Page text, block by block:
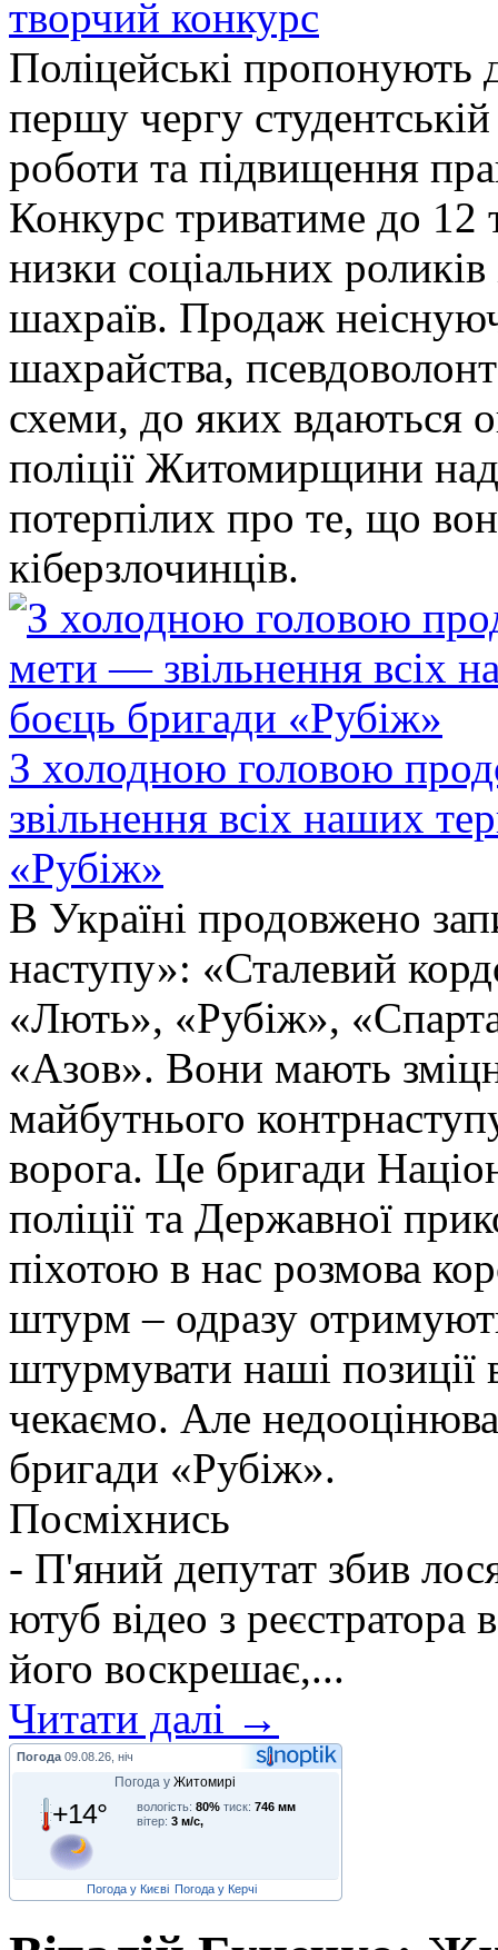
творчий конкурс
Поліцейські пропонують
першу чергу
роботи та підвищення
Конкурс триватиме до 12
низки соціальних
шахраїв. Продаж
шахрайства,
схеми, до яких
поліції Житомирщини
потерпілих про те, що
кіберзлочинців.
З холодною головою
звільнення всіх наших
«Рубіж»
В Україні продовжено
наступу»: «Сталевий
«Лють», «Рубіж»,
«Азов». Вони мають
майбутнього
ворога. Це бригади
поліції та Державної
піхотою в нас розмова
штурм – одразу
штурмувати наші позиції
чекаємо. Але
бригади «Рубіж».
Посміхнись
- П'яний депутат збив
ютуб відео з реєстратора
його воскрешає,...
Читати далі →
Погода 09.08.26, ніч
Погода уЖитомирі
+14° вологість: 80% тиск: 746 мм
вітер: 3 м/с,
Погода у Києві Погода у Керчі